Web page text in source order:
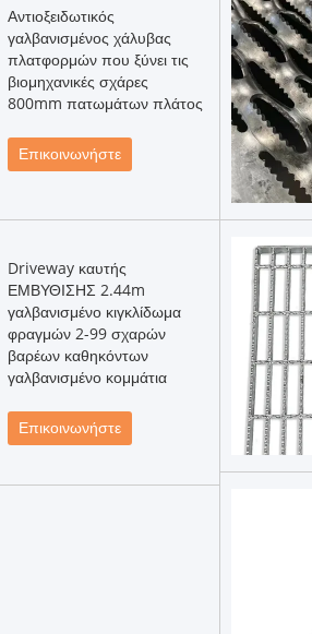
Αντιοξειδωτικός
γαλβανισμένος χάλυβας
πλατφορμών που ξύνει τις
βιομηχανικές σχάρες
800mm πατωμάτων πλάτος
Επικοινωνήστε
Driveway καυτής
ΕΜΒΥΘΙΣΗΣ 2.44m
γαλβανισμένο κιγκλίδωμα
φραγμών 2-99 σχαρών
βαρέων καθηκόντων
γαλβανισμένο κομμάτια
Επικοινωνήστε